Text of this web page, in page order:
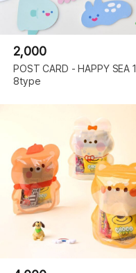
2,000
POST CARD - HAPPY SEA 1
8type